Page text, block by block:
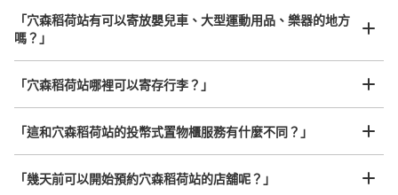
放下行李，愉快度過一整天！
任何尺寸的行李都OK
樂器、嬰兒車、腳踏車等，只要是1個人能搬運的行李尺寸就OK
「穴森稻荷站有可以寄放嬰兒車、大型運動用品、樂器的地方
嗎？」
「穴森稻荷站哪裡可以寄存行李？」
「這和穴森稻荷站的投幣式置物櫃服務有什麼不同？」
「幾天前可以開始預約穴森稻荷站的店舖呢？」